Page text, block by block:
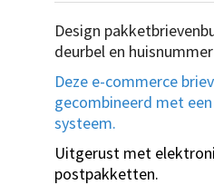
Design
deurbel en huisnummer
Deze e-commerce
gecombineerd met
systeem.
Uitgerust met
postpakketten.